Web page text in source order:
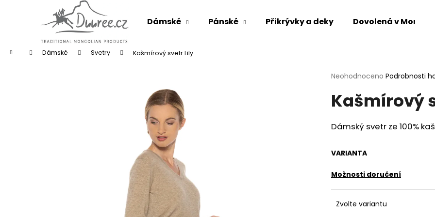
Dámské Pánské Přikrývky a deky Dovolená v
Domů Dámské Svetry Kašmírový svetr Lily
Průměrné
produktu
je
z
5
Neohodnoceno Podrobnosti
Kašmírový
Dámský svetr ze 100%
VARIANTA
Možnosti doručení
Zvolte variantu
Zpět
obchodu
Zpět
obchodu